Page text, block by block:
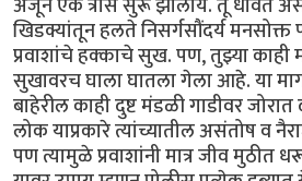
खिडक्यांतून हलते निसर्गसौंदर्य
प्रवाशांचे हक्काचे सुख. पण, तुझ्या काही
सुखावरच घाला घातला गेला आहे. या
बाहेरील काही दुष्ट मंडळी गाडीवर
लोक याप्रकारे त्यांच्यातील असंतोष व
पण त्यामुळे प्रवाशांनी मात्र जीव मुठीत